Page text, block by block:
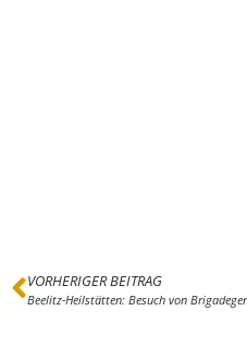
VORHERIGER BEITRAG
Beelitz-Heilstätten: Besuch von